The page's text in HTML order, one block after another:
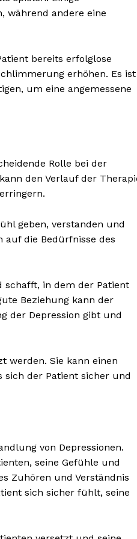
während andere eine
bereits erfolglose
erhöhen. Es ist
um eine angemessene
Rolle bei der
den Verlauf der
geben, verstanden und
die Bedürfnisse des
schafft, in dem der Patient
Beziehung kann der
der Depression gibt und
werden. Sie kann einen
sich der Patient sicher und
von Depressionen.
seine Gefühle und
Zuhören und Verständnis
sich sicher fühlt, seine